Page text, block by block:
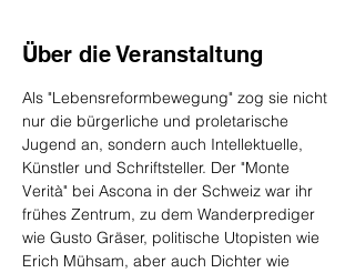
Über die Veranstaltung
Als "Lebensreformbewegung" zog sie nicht
nur die bürgerliche und proletarische
Jugend an, sondern auch Intellektuelle,
Künstler und Schriftsteller. Der "Monte
Verità" bei Ascona in der Schweiz war ihr
frühes Zentrum, zu dem Wanderprediger
wie Gusto Gräser, politische Utopisten wie
Erich Mühsam, aber auch Dichter wie